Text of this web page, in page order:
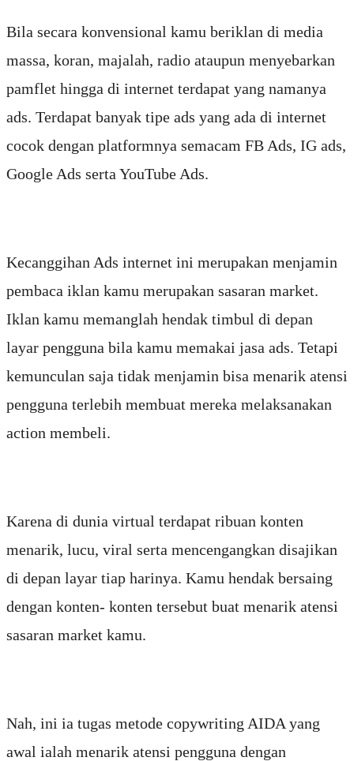
Bila secara konvensional kamu beriklan di media
massa, koran, majalah, radio ataupun menyebarkan
pamflet hingga di internet terdapat yang namanya
ads. Terdapat banyak tipe ads yang ada di internet
cocok dengan platformnya semacam FB Ads, IG ads,
Google Ads serta YouTube Ads.
Kecanggihan Ads internet ini merupakan menjamin
pembaca iklan kamu merupakan sasaran market.
Iklan kamu memanglah hendak timbul di depan
layar pengguna bila kamu memakai jasa ads. Tetapi
kemunculan saja tidak menjamin bisa menarik atensi
pengguna terlebih membuat mereka melaksanakan
action membeli.
Karena di dunia virtual terdapat ribuan konten
menarik, lucu, viral serta mencengangkan disajikan
di depan layar tiap harinya. Kamu hendak bersaing
dengan konten- konten tersebut buat menarik atensi
sasaran market kamu.
Nah, ini ia tugas metode copywriting AIDA yang
awal ialah menarik atensi pengguna dengan